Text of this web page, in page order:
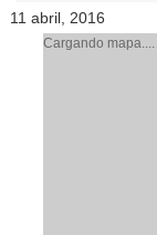
11 abril, 2016
Cargando mapa....